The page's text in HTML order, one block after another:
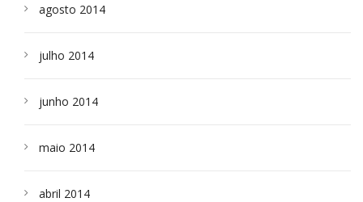
agosto 2014
julho 2014
junho 2014
maio 2014
abril 2014